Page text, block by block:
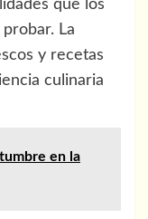
que los
La
y recetas
culinaria
en la